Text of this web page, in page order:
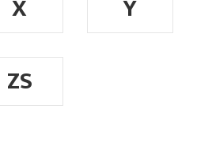
X
Y
ZS